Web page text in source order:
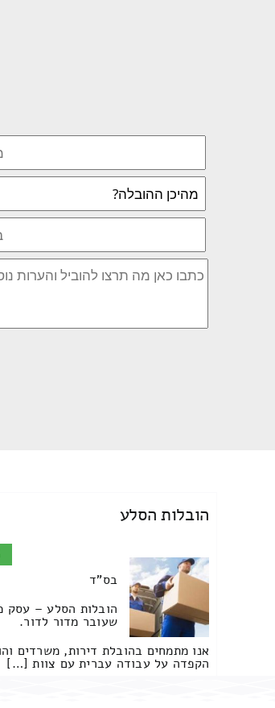
הובלות הסלע
בס"ד
הובלות הסלע – עסק
שעובר מדור לדור.
אנו מתמחים בהובלת דירות, משרדים
הקפדה על עבודה עברית עם צוות […]